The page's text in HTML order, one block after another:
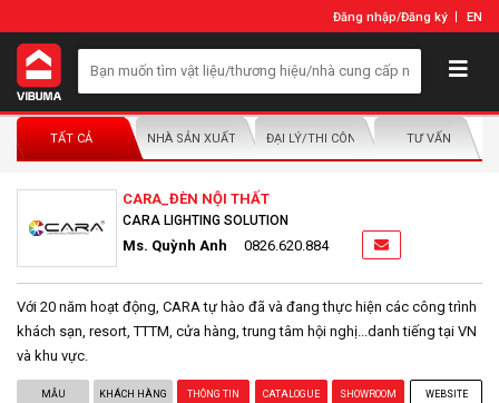
Đăng nhập/Đăng ký EN
TẤT CẢ NHÀ SẢN XUẤT/NHÀ PHÂN PHỐIĐẠI LÝ/THI CÔNG LẮP ĐẶTTƯ VẤN
CARA_ĐÈN NỘI THẤT
CARA LIGHTING SOLUTION
Ms. Quỳnh Anh 0826.620.884
Với 20 năm hoạt động, CARA tự hào đã và đang thực hiện các công trình
khách sạn, resort, TTTM, cửa hàng, trung tâm hội nghị...danh tiếng tại VN
và khu vực.
MẪU KHÁCH HÀNG THÔNG TIN CATALOGUE SHOWROOM WEBSITE